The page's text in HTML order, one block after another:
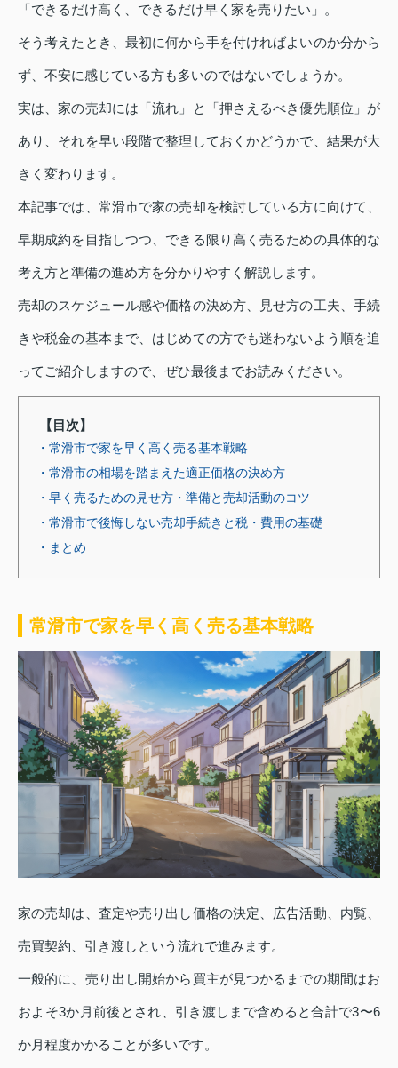
「できるだけ高く、できるだけ早く家を売りたい」。
そう考えたとき、最初に何から手を付ければよいのか分から
ず、不安に感じている方も多いのではないでしょうか。
実は、家の売却には「流れ」と「押さえるべき優先順位」が
あり、それを早い段階で整理しておくかどうかで、結果が大
きく変わります。
本記事では、常滑市で家の売却を検討している方に向けて、
早期成約を目指しつつ、できる限り高く売るための具体的な
考え方と準備の進め方を分かりやすく解説します。
売却のスケジュール感や価格の決め方、見せ方の工夫、手続
きや税金の基本まで、はじめての方でも迷わないよう順を追
ってご紹介しますので、ぜひ最後までお読みください。
【目次】
・常滑市で家を早く高く売る基本戦略
・常滑市の相場を踏まえた適正価格の決め方
・早く売るための見せ方・準備と売却活動のコツ
・常滑市で後悔しない売却手続きと税・費用の基礎
・まとめ
常滑市で家を早く高く売る基本戦略
家の売却は、査定や売り出し価格の決定、広告活動、内覧、
売買契約、引き渡しという流れで進みます。
一般的に、売り出し開始から買主が見つかるまでの期間はお
およそ3か月前後とされ、引き渡しまで含めると合計で3〜6
か月程度かかることが多いです。